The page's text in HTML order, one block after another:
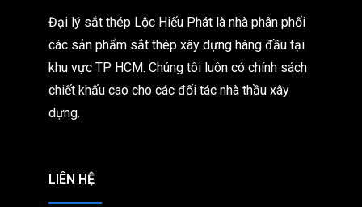
Đại lý sắt thép Lộc Hiếu Phát là nhà phân phối
các sản phẩm sắt thép xây dựng hàng đầu tại
khu vực TP HCM. Chúng tôi luôn có chính sách
chiết khấu cao cho các đối tác nhà thầu xây
dựng.
LIÊN HỆ